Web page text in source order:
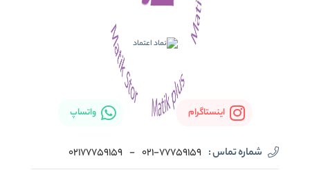
اینستاگرام واتساپ
شماره تماس : 021-77759159
-
02177759159